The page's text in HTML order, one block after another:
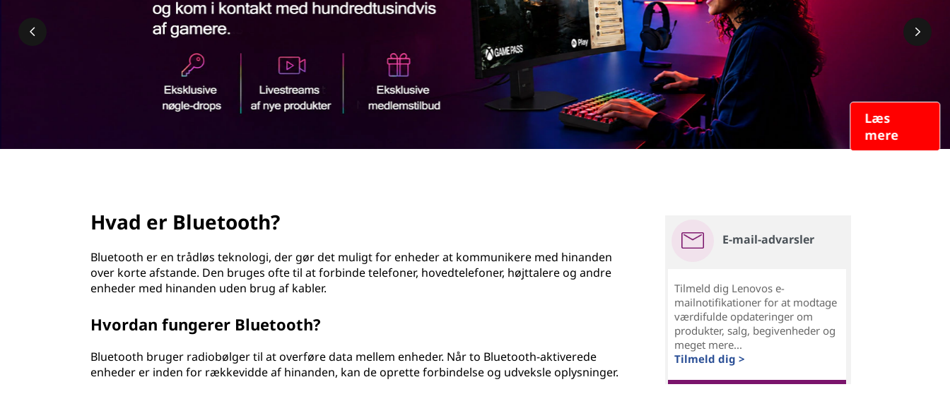
Læs
mere
Hvad er Bluetooth?
Bluetooth er en trådløs teknologi, der gør det muligt for enheder at kommunikere med hinanden
over korte afstande. Den bruges ofte til at forbinde telefoner, hovedtelefoner, højttalere og andre
enheder med hinanden uden brug af kabler.
Hvordan fungerer Bluetooth?
Bluetooth bruger radiobølger til at overføre data mellem enheder. Når to Bluetooth-aktiverede
enheder er inden for rækkevidde af hinanden, kan de oprette forbindelse og udveksle oplysninger.
E-mail-advarsler
Tilmeld dig Lenovos e-
mailnotifikationer for at modtage
værdifulde opdateringer om
produkter, salg, begivenheder og
meget mere...
Tilmeld dig >